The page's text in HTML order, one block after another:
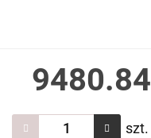
9480.84
szt.